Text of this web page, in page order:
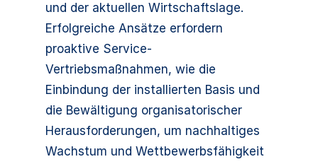
und der aktuellen Wirtschaftslage.
Erfolgreiche Ansätze erfordern
proaktive Service-
Vertriebsmaßnahmen, wie die
Einbindung der installierten Basis und
die Bewältigung organisatorischer
Herausforderungen, um nachhaltiges
Wachstum und Wettbewerbsfähigkeit